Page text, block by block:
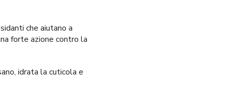
che aiutano a
forte azione contro la
idrata la cuticola e